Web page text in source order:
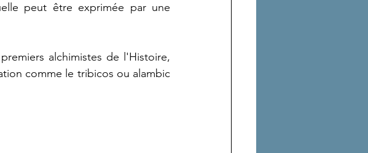
peut être exprimée par une
alchimistes de l'Histoire,
comme le tribicos ou alambic